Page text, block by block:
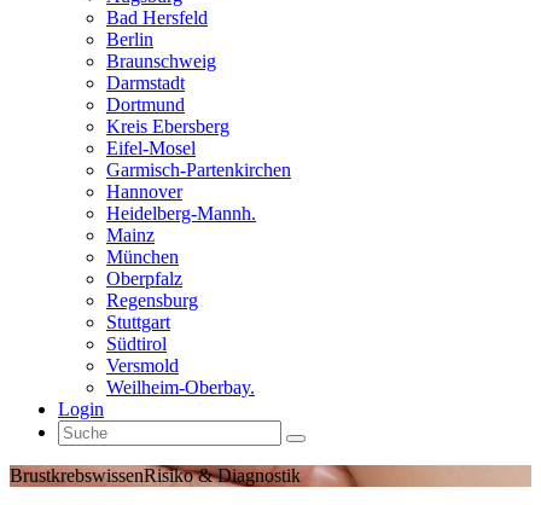
Bad Hersfeld
Berlin
Braunschweig
Darmstadt
Dortmund
Kreis Ebersberg
Eifel-Mosel
Garmisch-Partenkirchen
Hannover
Heidelberg-Mannh.
Mainz
München
Oberpfalz
Regensburg
Stuttgart
Südtirol
Versmold
Weilheim-Oberbay.
Login
BrustkrebswissenRisiko & Diagnostik